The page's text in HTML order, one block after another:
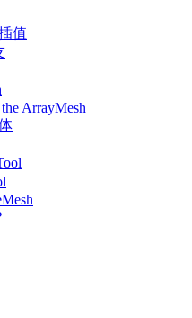
值
ArrayMesh